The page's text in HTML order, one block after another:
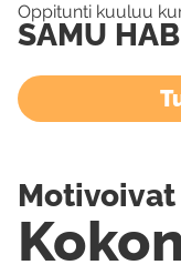
Oppitunti kuuluu
SAMU
Motivoivat